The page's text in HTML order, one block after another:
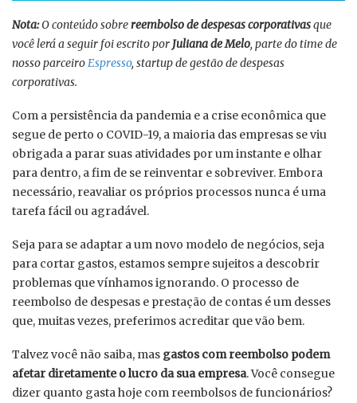
Nota:O conteúdo sobrereembolso de despesas corporativasque
você lerá a seguir foi escrito por Juliana de Melo, parte do time de
nosso parceiroEspresso, startup de gestão de despesas
corporativas.
Com a persistência da pandemia e a crise econômica que
segue de perto o COVID-19, a maioria das empresas se viu
obrigada a parar suas atividades por um instante e olhar
para dentro, a fim de se reinventar e sobreviver. Embora
necessário, reavaliar os próprios processos nunca é uma
tarefa fácil ou agradável.
Seja para se adaptar a um novo modelo de negócios, seja
para cortar gastos, estamos sempre sujeitos a descobrir
problemas que vínhamos ignorando. O processo de
reembolso de despesas e prestação de contas é um desses
que, muitas vezes, preferimos acreditar que vão bem.
Talvez você não saiba, mas gastos com reembolso podem
afetar diretamente o lucro da sua empresa. Você consegue
dizer quanto gasta hoje com reembolsos de funcionários?